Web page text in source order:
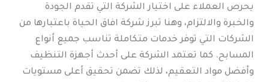
يحرص العملاء على اختيار الشركة التي تقدم الجودة
والخبرة والالتزام، وهنا تبرز شركة افاق الحياة باعتبارها من
الشركات التي توفر خدمات متكاملة تناسب جميع أنواع
المسابح. كما تعتمد الشركة على أحدث أجهزة التنظيف
وأفضل مواد التعقيم، لذلك تضمن تحقيق أعلى مستويات